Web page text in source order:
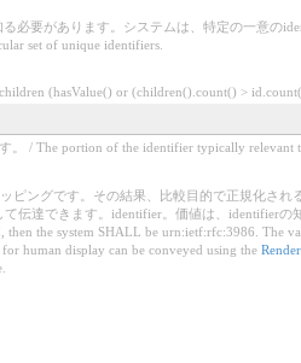
要があります。システムは、特定の一意の
set of unique identifiers.
(hasValue() or (children().count() >
The portion of the identifier typically relevant
ングです。その結果、比較目的で正規化さ
伝達できます。identifier。価値は、identifier
the system SHALL be urn:ietf:rfc:3986. The
human display can be conveyed using the